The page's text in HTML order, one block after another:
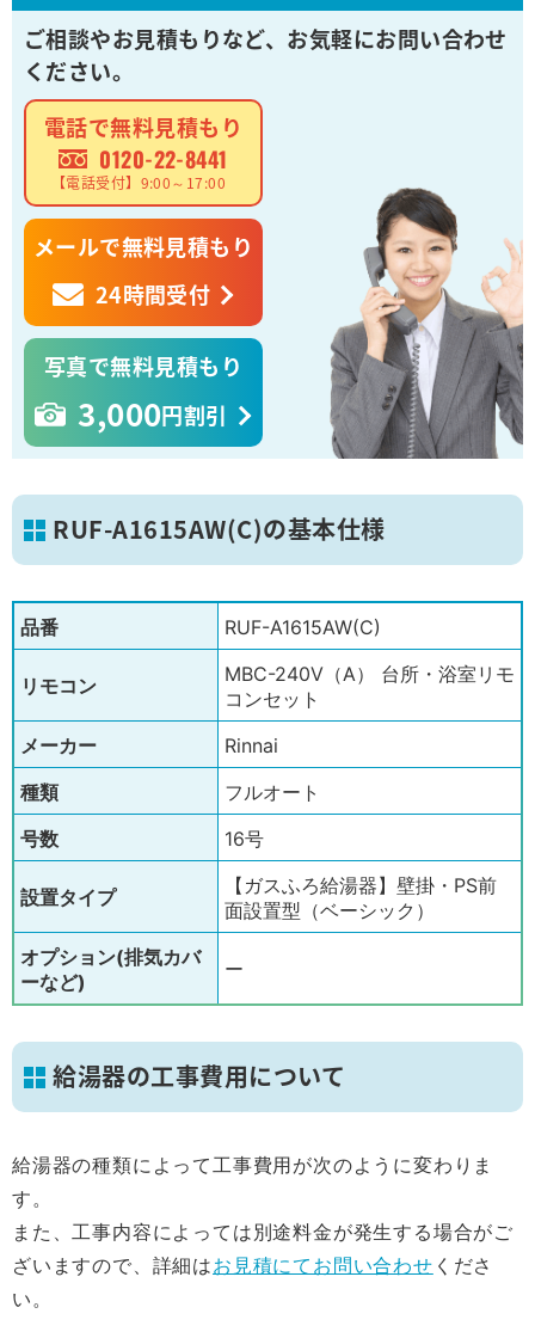
ご相談やお見積もりなど、 お気軽にお問い合わせ
ください。
電話で無料見積もり
0120-22-8441
【電話受付】9:00～17:00
メールで無料見積もり
24時間受付
写真で無料見積もり
3,000円割引
RUF-A1615AW(C)の基本仕様
品番 RUF-A1615AW(C)
リモコン
MBC-240V（A） 台所・浴室リモ
コンセット
メーカー
Rinnai
種類
フルオート
号数
16号
設置タイプ
【ガスふろ給湯器】壁掛・PS前
面設置型（ベーシック）
オプション(排気カバ
ーなど)
ー
給湯器の工事費用について
給湯器の種類によって工事費用が次のように変わりま
す。
また、工事内容によっては別途料金が発生する場合がご
ざいますので、詳細はお見積にてお問い合わせ くださ
い。